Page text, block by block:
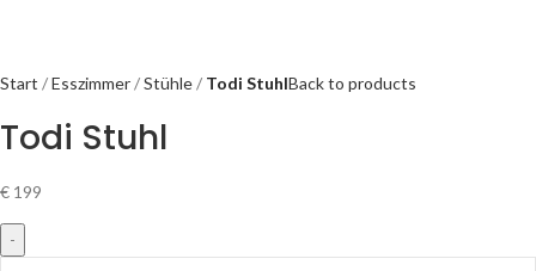
Start Esszimmer Stühle Todi StuhlBack to products
Todi Stuhl
€ 199